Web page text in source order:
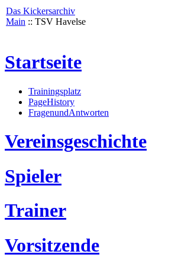
Das Kickersarchiv
Main :: TSV Havelse
Startseite
Trainingsplatz
PageHistory
FragenundAntworten
Vereinsgeschichte
Spieler
Trainer
Vorsitzende